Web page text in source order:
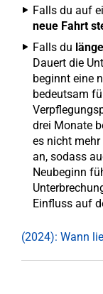
Falls du auf
neue Fahrt
Falls du
Dauert die
beginnt eine
bedeutsam
drei Monate
es nicht
an, sodass
Neubeginn
Einfluss auf
(2024): Wann